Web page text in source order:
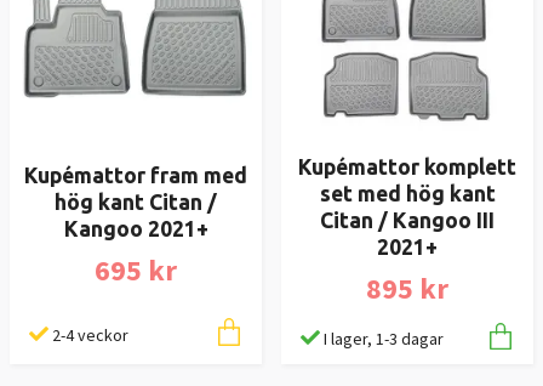
Kupémattor fram med
hög kant Citan /
Kangoo 2021+
695 kr
2-4 veckor
Kupémattor komplett
set med hög kant
Citan / Kangoo III
2021+
895 kr
I lager, 1-3 dagar